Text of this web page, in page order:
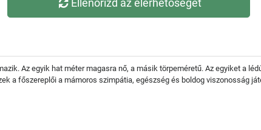
Az egyik hat méter magasra nő, a másik törpeméretű. Az egyiket a
a főszereplői a mámoros szimpátia, egészség és boldog viszonosság